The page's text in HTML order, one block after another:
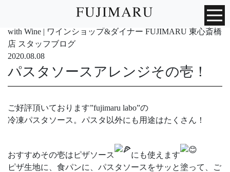
with Wine | ワインショップ&ダイナー FUJIMARU 東心斎橋
店 スタッフブログ
2020.08.08
パスタソースアレンジその壱！
ご好評頂いております”fujimaru labo”の
冷凍パスタソース。パスタ以外にも用途はたくさん！
おすすめその壱はピザソース
にも使えます
ピザ生地に、食パンに、パスタソースをサッと塗って、ご